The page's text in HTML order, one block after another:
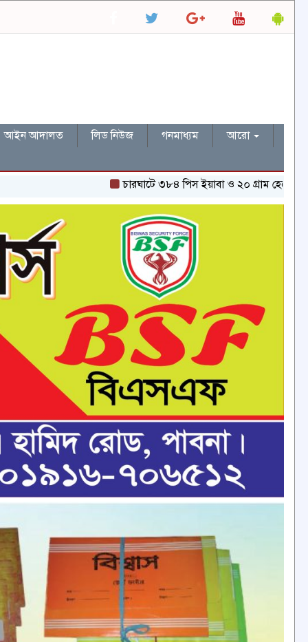
আইন আদালত লিড নিউজ গনমাধ্যম
আরো
চারঘাটে ৩৮৪ পিস ইয়াবা ও ২০ গ্রাম হেরোইনসহ একজন